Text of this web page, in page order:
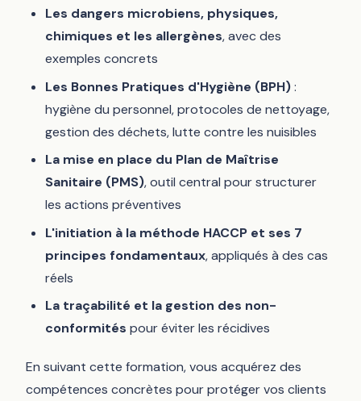
Les dangers microbiens, physiques,
chimiques et les allergènes, avec des
exemples concrets
Les Bonnes Pratiques d'Hygiène (BPH):
hygiène du personnel, protocoles de nettoyage,
gestion des déchets, lutte contre les nuisibles
La mise en place du Plan de Maîtrise
Sanitaire (PMS), outil central pour structurer
les actions préventives
L'initiation à la méthode HACCP et ses 7
principes fondamentaux, appliqués à des cas
réels
La traçabilité et la gestion des non-
conformités pour éviter les récidives
En suivant cette formation, vous acquérez des
compétences concrètes pour protéger vos clients